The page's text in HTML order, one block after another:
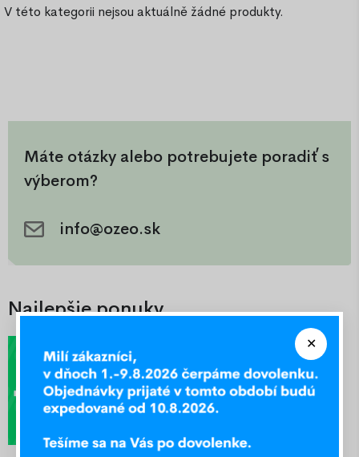
V této kategorii nejsou aktuálně žádné produkty.
Máte otázky alebo potrebujete poradiť s
výberom?
info@ozeo.sk
Najlepšie ponuky